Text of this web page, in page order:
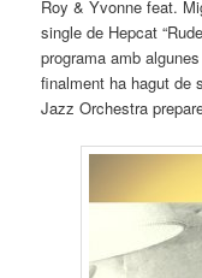
Roy & Yvonne feat.
single de Hepcat
programa amb
finalment ha hagut de
Jazz Orchestra